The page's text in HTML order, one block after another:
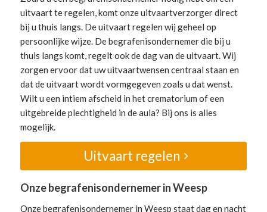
uitvaart te regelen, komt onze uitvaartverzorger direct
bij u thuis langs. De uitvaart regelen wij geheel op
persoonlijke wijze. De begrafenisondernemer die bij u
thuis langs komt, regelt ook de dag van de uitvaart. Wij
zorgen ervoor dat uw uitvaartwensen centraal staan en
dat de uitvaart wordt vormgegeven zoals u dat wenst.
Wilt u een intiem afscheid in het crematorium of een
uitgebreide plechtigheid in de aula? Bij ons is alles
mogelijk.
Uitvaart regelen
Onze begrafenisondernemer in Weesp
Onze begrafenisondernemer in Weesp staat dag en nacht